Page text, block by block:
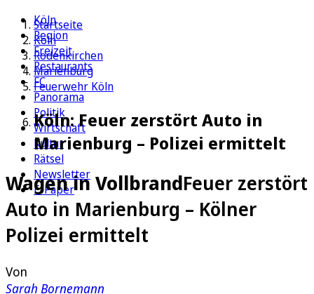
Köln
Region
Freizeit
Restaurants
FC
Panorama
Politik
Wirtschaft
Kultur
Rätsel
Newsletter
E-Paper
Startseite
Köln
Rodenkirchen
Marienburg
Feuerwehr Köln
Köln: Feuer zerstört Auto in
Marienburg – Polizei ermittelt
Wagen in VollbrandFeuer zerstört
Auto in Marienburg – Kölner
Polizei ermittelt
Von
Sarah Bornemann